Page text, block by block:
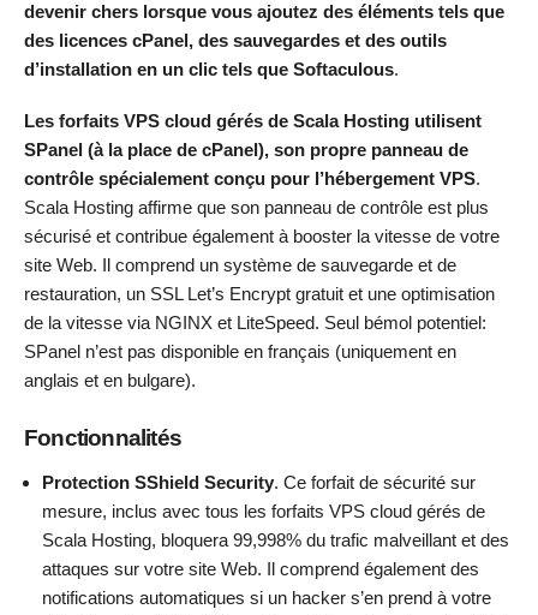
devenir chers lorsque vous ajoutez des éléments tels que
des licences cPanel, des sauvegardes et des outils
d’installation en un clic tels que Softaculous.
Les forfaits VPS cloud gérés de Scala Hosting utilisent
SPanel (à la place de cPanel), son propre panneau de
contrôle spécialement conçu pour l’hébergement VPS.
Scala Hosting affirme que son panneau de contrôle est plus
sécurisé et contribue également à booster la vitesse de votre
site Web. Il comprend un système de sauvegarde et de
restauration, un SSL Let’s Encrypt gratuit et une optimisation
de la vitesse via NGINX et LiteSpeed. Seul bémol potentiel:
SPanel n’est pas disponible en français (uniquement en
anglais et en bulgare).
Fonctionnalités
Protection SShield Security. Ce forfait de sécurité sur
mesure, inclus avec tous les forfaits VPS cloud gérés de
Scala Hosting, bloquera 99,998% du trafic malveillant et des
attaques sur votre site Web. Il comprend également des
notifications automatiques si un hacker s’en prend à votre